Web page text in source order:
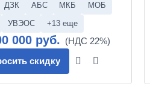
ДЗК АБС МКБ
МОБ
УВЭОС +13 еще
000 руб.
скидку